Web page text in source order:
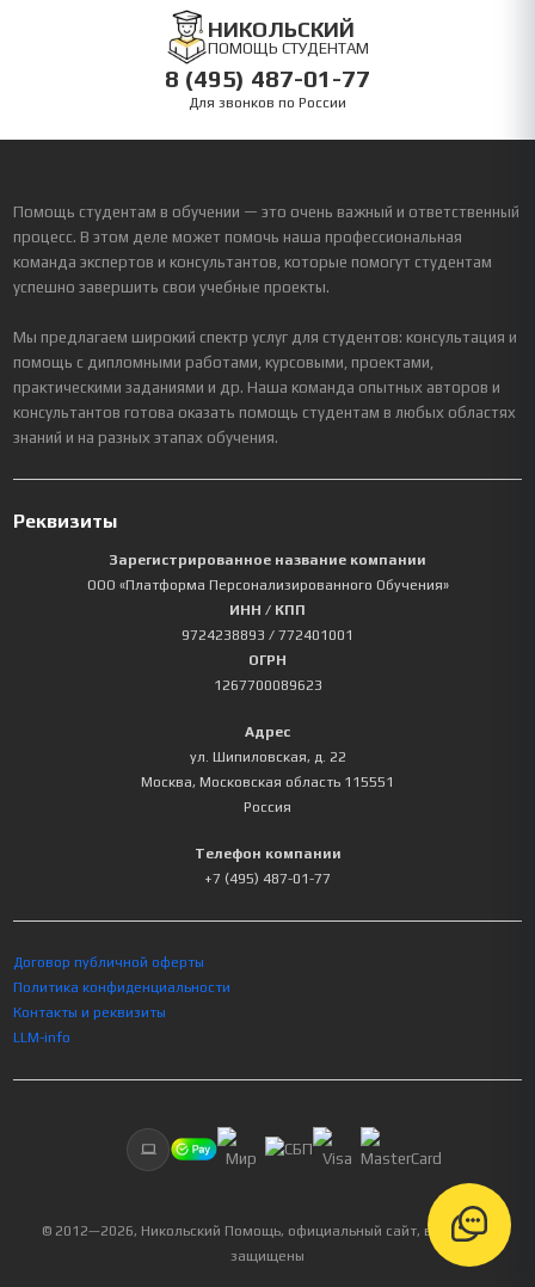
НИКОЛЬСКИЙ
ПОМОЩЬ СТУДЕНТАМ
8 (495) 487-01-77
Для звонков по России
Помощь студентам в обучении — это очень важный и ответственный
процесс. В этом деле может помочь наша профессиональная
команда экспертов и консультантов, которые помогут студентам
успешно завершить свои учебные проекты.
Мы предлагаем широкий спектр услуг для студентов: консультация и
помощь с дипломными работами, курсовыми, проектами,
практическими заданиями и др. Наша команда опытных авторов и
консультантов готова оказать помощь студентам в любых областях
знаний и на разных этапах обучения.
Реквизиты
Зарегистрированное название компании
ООО «Платформа Персонализированного Обучения»
ИНН / КПП
9724238893 / 772401001
ОГРН
1267700089623
Адрес
ул. Шипиловская, д. 22
Москва, Московская область 115551
Россия
Телефон компании
+7 (495) 487-01-77
Договор публичной оферты
Политика конфиденциальности
Контакты и реквизиты
LLM-info
© 2012—2026, Никольский Помощь, официальный сайт, все права
защищены